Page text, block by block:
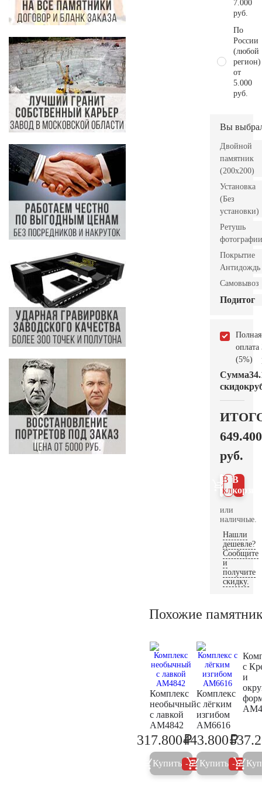
7.000
руб.
По
России
(любой
регион)
от
5.000
руб.
Вы
Двойной
памятник
(200х200)
Установка
(Без
установки)
Ретушь
фотографии
Покрытие
Антидождь
Самовывоз
Подитог
Полная
оплата
(5%)
Сумма
скидок
649.400
руб.
В
В 1
клик
или
наличные.
Нашли
дешевле?
Сообщите
и
получите
скидку.
Похожие
Комплекс
необычный
с лавкой
AM4842
334.500
317.800₽
Купить 5%
Комплекс
с лёгким
изгибом
AM6616
443.800₽
Купить 5%
с
и